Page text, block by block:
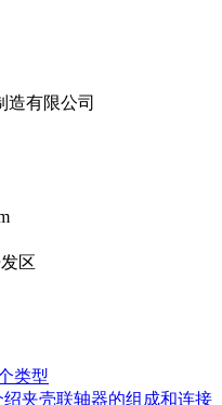
造有限公司
区
类型
夹壳联轴器的组成和连接